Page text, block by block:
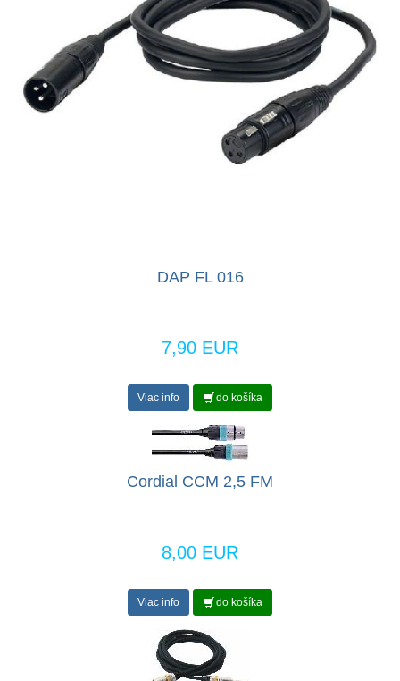
DAP FL 016
7,90 EUR
Viac info do košíka
Cordial CCM 2,5 FM
8,00 EUR
Viac info do košíka